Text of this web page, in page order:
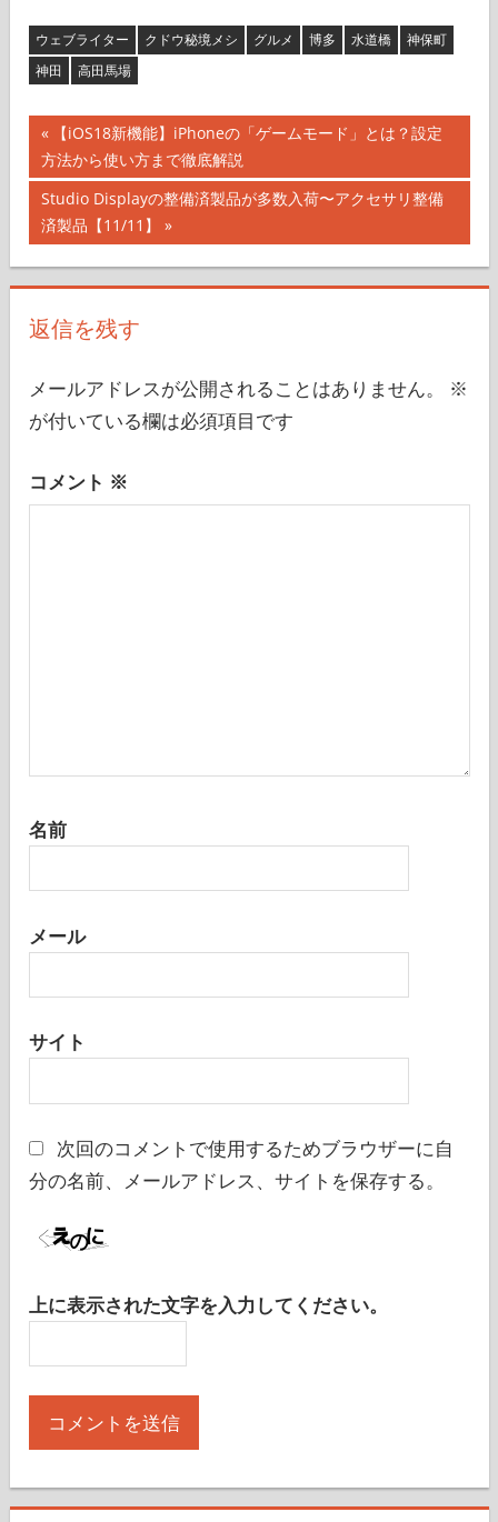
ウェブライター クドウ秘境メシ グルメ 博多 水道橋
神保町
神田
高田馬場
投
稿
ナ
ビ
ゲ
ー
シ
ョ
ン
前
の
記
事:
【iOS18新機能】iPhoneの「ゲームモード」とは？設定
方法から使い方まで徹底解説
次
の
記
Studio Displayの整備済製品が多数入荷〜アクセサリ整備
済製品【11/11】
返信を残す
メールアドレスが公開されることはありません。
※
が付いている欄は必須項目です
コメント ※
名前
メール
サイト
次回のコメントで使用するためブラウザーに自
分の名前、メールアドレス、サイトを保存する。
上に表示された文字を入力してください。